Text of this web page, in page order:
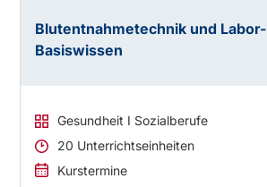
Blutentnahmetechnik und Labor-
Basiswissen
Gesundheit I Sozialberufe
20 Unterrichtseinheiten
Kurstermine